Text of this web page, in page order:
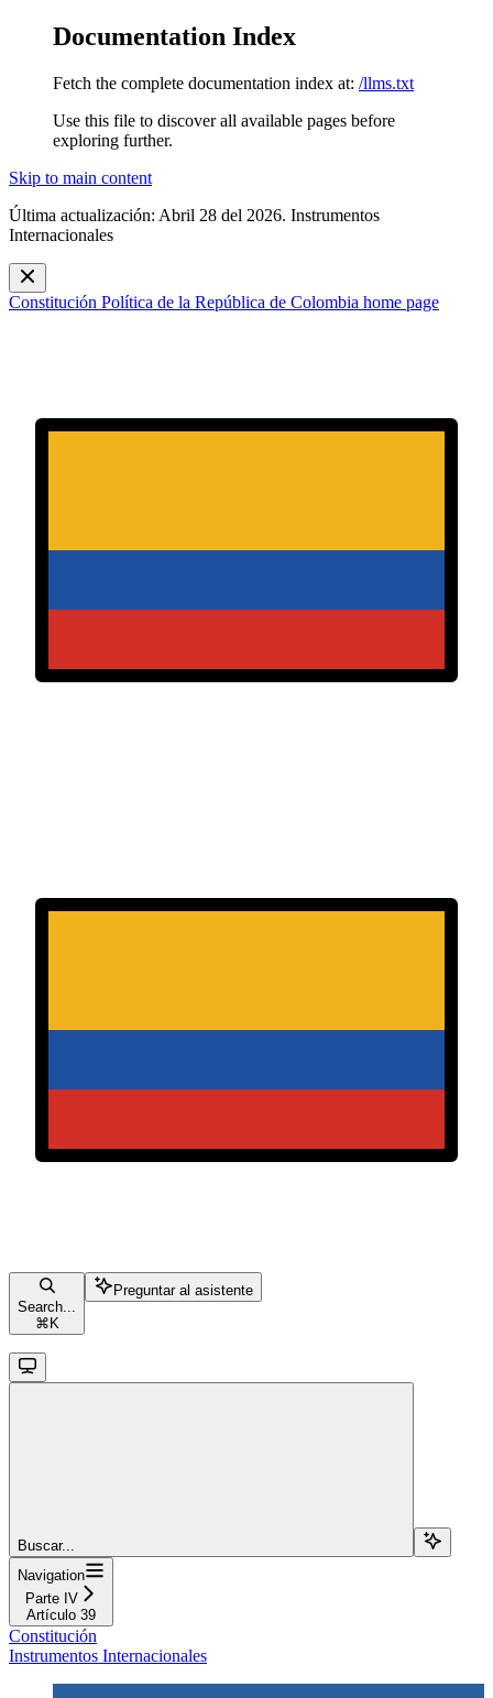
Documentation Index
Fetch the complete documentation index at: /llms.txt
Use this file to discover all available pages before
exploring further.
Skip to main content
Última actualización: Abril 28 del 2026. Instrumentos
Internacionales
Constitución Política de la República de Colombia home page
Search...
⌘ K
Preguntar al asistente
Buscar...
Navigation
Parte IV
Artículo 39
Constitución
Instrumentos Internacionales